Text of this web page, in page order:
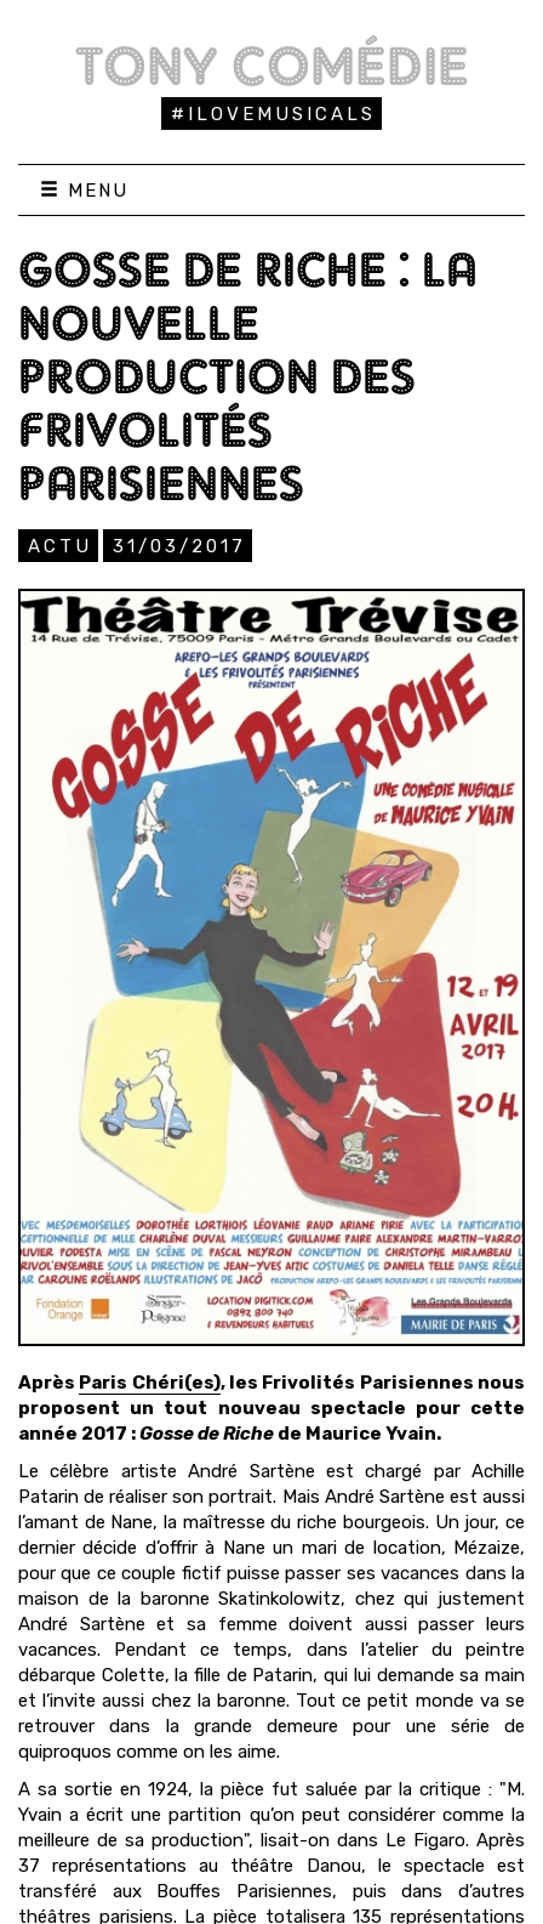
TONY COMÉDIE
#ILOVEMUSICALS
MENU
GOSSE DE RICHE : LA
NOUVELLE
PRODUCTION DES
FRIVOLITÉS
PARISIENNES
ACTU 31/03/2017
Après Paris Chéri(es), les Frivolités Parisiennes nous
proposent un tout nouveau spectacle pour cette
année 2017 :Gosse de Riche de Maurice Yvain.
Le célèbre artiste André Sartène est chargé par Achille
Patarin de réaliser son portrait. Mais André Sartène est aussi
l’amant de Nane, la maîtresse du riche bourgeois. Un jour, ce
dernier décide d’offrir à Nane un mari de location, Mézaize,
pour que ce couple fictif puisse passer ses vacances dans la
maison de la baronne Skatinkolowitz, chez qui justement
André Sartène et sa femme doivent aussi passer leurs
vacances. Pendant ce temps, dans l’atelier du peintre
débarque Colette, la fille de Patarin, qui lui demande sa main
et l’invite aussi chez la baronne. Tout ce petit monde va se
retrouver dans la grande demeure pour une série de
quiproquos comme on les aime.
A sa sortie en 1924, la pièce fut saluée par la critique : "M.
Yvain a écrit une partition qu’on peut considérer comme la
meilleure de sa production", lisait-on dans Le Figaro. Après
37 représentations au théâtre Danou, le spectacle est
transféré aux Bouffes Parisiennes, puis dans d’autres
théâtres parisiens. La pièce totalisera 135 représentations